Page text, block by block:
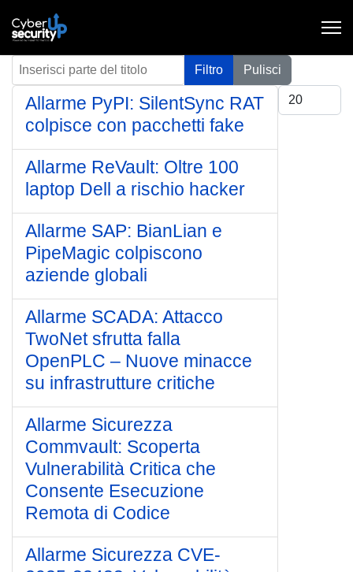
Inserisci parte del titolo Filtro
Pulisci
Visualizza #
Allarme PyPI: SilentSync RAT
colpisce con pacchetti fake
Allarme ReVault: Oltre 100
laptop Dell a rischio hacker
Allarme SAP: BianLian e
PipeMagic colpiscono
aziende globali
Allarme SCADA: Attacco
TwoNet sfrutta falla
OpenPLC – Nuove minacce
su infrastrutture critiche
Allarme Sicurezza
Commvault: Scoperta
Vulnerabilità Critica che
Consente Esecuzione
Remota di Codice
Allarme Sicurezza CVE-